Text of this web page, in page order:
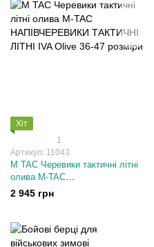
Хіт
1
Артикул: 11043
M TAC Черевики тактичні літні
олива M-TAC
НАПІВЧЕРЕВИКИ ТАКТИЧНІ
ЛІТНІ IVA Olive 36-47 розміри
2 945 грн